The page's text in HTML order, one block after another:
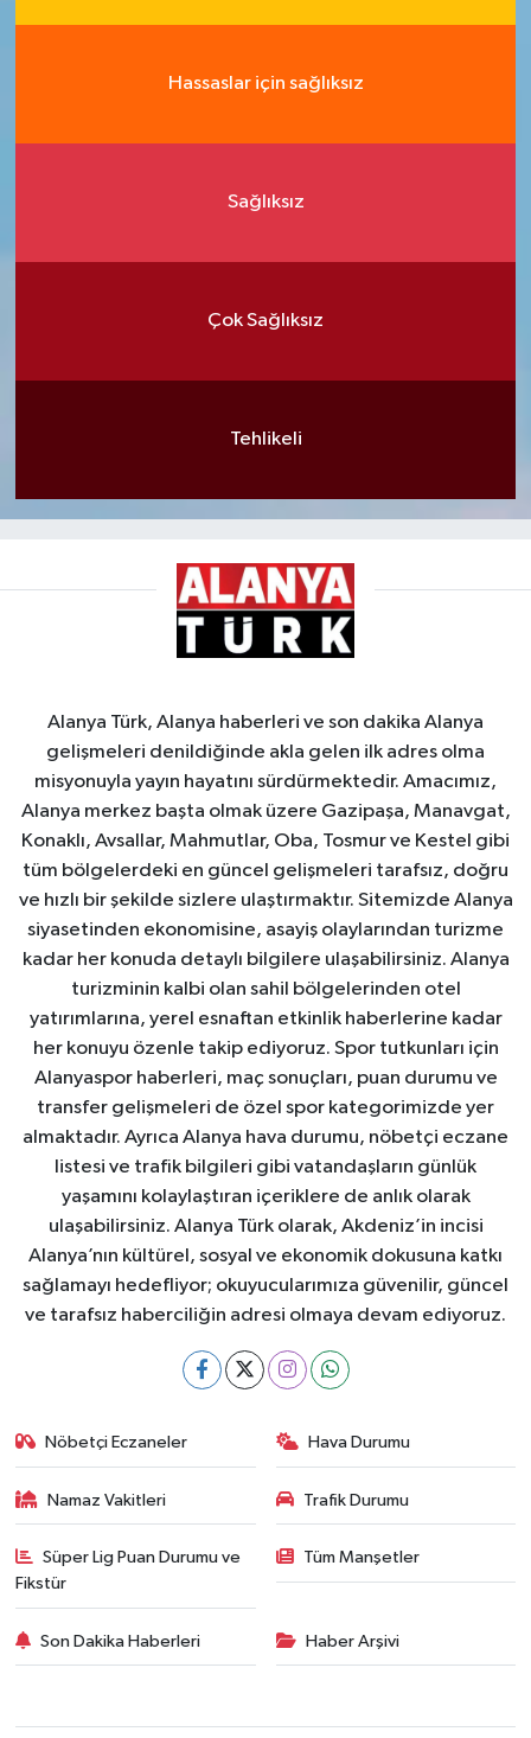
Hassaslar için sağlıksız
Sağlıksız
Çok Sağlıksız
Tehlikeli
Alanya Türk, Alanya haberleri ve son dakika Alanya
gelişmeleri denildiğinde akla gelen ilk adres olma
misyonuyla yayın hayatını sürdürmektedir. Amacımız,
Alanya merkez başta olmak üzere Gazipaşa, Manavgat,
Konaklı, Avsallar, Mahmutlar, Oba, Tosmur ve Kestel gibi
tüm bölgelerdeki en güncel gelişmeleri tarafsız, doğru
ve hızlı bir şekilde sizlere ulaştırmaktır. Sitemizde Alanya
siyasetinden ekonomisine, asayiş olaylarından turizme
kadar her konuda detaylı bilgilere ulaşabilirsiniz. Alanya
turizminin kalbi olan sahil bölgelerinden otel
yatırımlarına, yerel esnaftan etkinlik haberlerine kadar
her konuyu özenle takip ediyoruz. Spor tutkunları için
Alanyaspor haberleri, maç sonuçları, puan durumu ve
transfer gelişmeleri de özel spor kategorimizde yer
almaktadır. Ayrıca Alanya hava durumu, nöbetçi eczane
listesi ve trafik bilgileri gibi vatandaşların günlük
yaşamını kolaylaştıran içeriklere de anlık olarak
ulaşabilirsiniz. Alanya Türk olarak, Akdeniz’in incisi
Alanya’nın kültürel, sosyal ve ekonomik dokusuna katkı
sağlamayı hedefliyor; okuyucularımıza güvenilir, güncel
ve tarafsız haberciliğin adresi olmaya devam ediyoruz.
Nöbetçi Eczaneler Hava Durumu
Namaz Vakitleri Trafik Durumu
Süper Lig Puan Durumu ve
Fikstür
Tüm Manşetler
Son Dakika Haberleri Haber Arşivi